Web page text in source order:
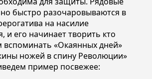
быстро разочаровываются в
на насилие
и его начинает творить кто
вспоминать «Окаянных дней»
ножей в спину Революции»
пример посвежее: